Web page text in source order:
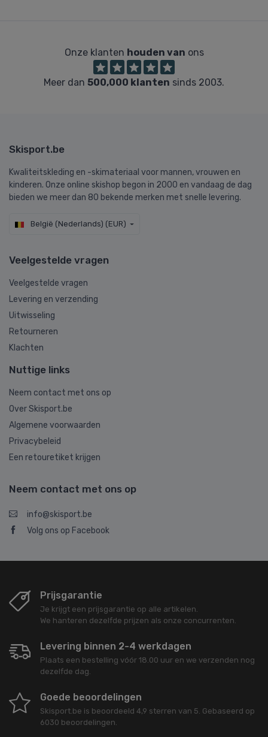
Onze klanten houden van ons
Meer dan 500,000 klanten sinds 2003.
Skisport.be
Kwaliteitskleding en -skimateriaal voor mannen, vrouwen en
kinderen. Onze online skishop begon in 2000 en vandaag de dag
bieden we meer dan 80 bekende merken met snelle levering.
België (Nederlands) (EUR)
Veelgestelde vragen
Veelgestelde vragen
Levering en verzending
Uitwisseling
Retourneren
Klachten
Nuttige links
Neem contact met ons op
Over Skisport.be
Algemene voorwaarden
Privacybeleid
Een retouretiket krijgen
Neem contact met ons op
info@skisport.be
Volg ons op Facebook
Prijsgarantie
Je krijgt een prijsgarantie op alle artikelen.
We hanteren dezelfde prijzen als onze concurrenten.
Levering binnen 2-4 werkdagen
Plaats een bestelling vóór 18.00 uur en we verzenden nog
dezelfde dag.
Goede beoordelingen
Skisport.be is beoordeeld 4,9 sterren van 5. Gebaseerd op
6030 beoordelingen.